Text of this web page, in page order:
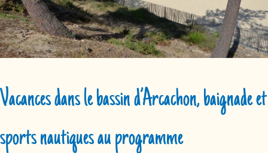
Vacances dans le bassin d’Arcachon, baignade et
sports nautiques au programme